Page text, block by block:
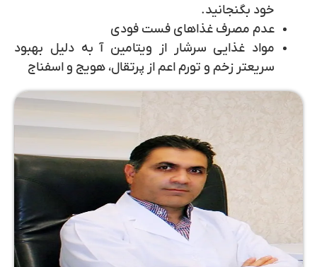
خود بگنجانید.
عدم مصرف غذاهای فست فودی
مواد غذایی سرشار از ویتامین آ به دلیل بهبود
سریعتر زخم و تورم اعم از پرتقال، هویج و اسفناج